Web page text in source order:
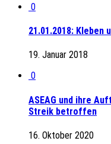
0
21.01.2018: Kleben
19. Januar 2018
0
ASEAG und ihre
Streik betroffen
16. Oktober 2020